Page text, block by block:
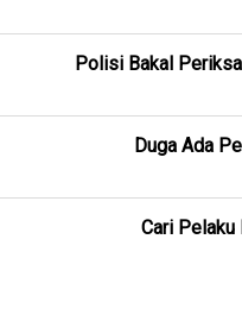
Polisi Bakal
Duga Ada
Cari